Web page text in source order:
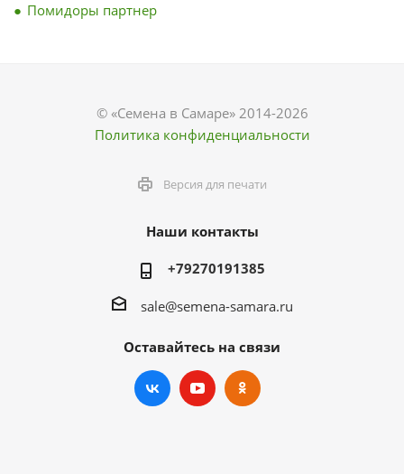
Помидоры партнер
© «Семена в Самаре» 2014-2026
Политика конфиденциальности
Версия для печати
Наши контакты
+79270191385
sale@semena-samara.ru
Оставайтесь на связи